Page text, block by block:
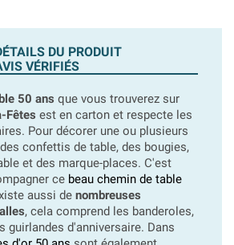
DU PRODUIT
VÉRIFIÉS
50 ans que vous trouverez sur
Fêtes est en carton et respecte les
Pour décorer une ou plusieurs
confettis de table, des bougies,
et des marque-places. C'est
ce beau chemin de table
aussi de nombreuses
, cela comprend les banderoles,
guirlandes d'anniversaire. Dans